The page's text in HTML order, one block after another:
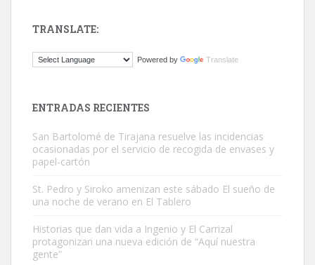
El ayuntamiento se va a llevar a Los Gatos callejeros de la zona los
Este gato macho ha aparecido en la calle hace menos de un mes,
es muy manso y extremadamente cari...
Leales.org » Gran Canaria
TRANSLATE:
Powered by Translate
ENTRADAS RECIENTES
San Bartolomé de Tirajana resuelve las incidencias
ocasionadas por el servicio de recogida de envases y
papel-cartón
St. Pedro y Siroko amenizan este sábado El sueño de
una noche de verano en El Tablero
Historias que dan vida a Ingenio y El Carrizal
protagonizan una nueva edición de “Aquí nuestra
gente”